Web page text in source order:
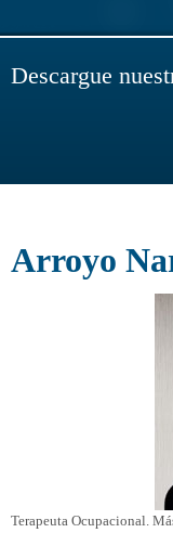
Descargue
Arroyo
Terapeuta Ocupacional.